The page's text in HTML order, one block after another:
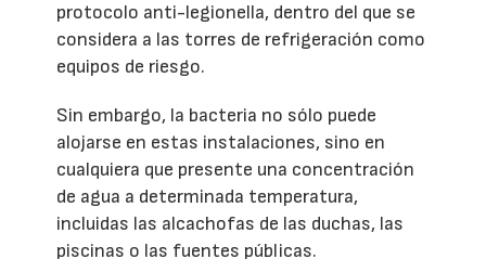
protocolo anti-legionella, dentro del que se
considera a las torres de refrigeración como
equipos de riesgo.
Sin embargo, la bacteria no sólo puede
alojarse en estas instalaciones, sino en
cualquiera que presente una concentración
de agua a determinada temperatura,
incluidas las alcachofas de las duchas, las
piscinas o las fuentes públicas.